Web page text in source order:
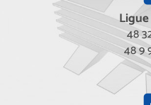
48
48 9